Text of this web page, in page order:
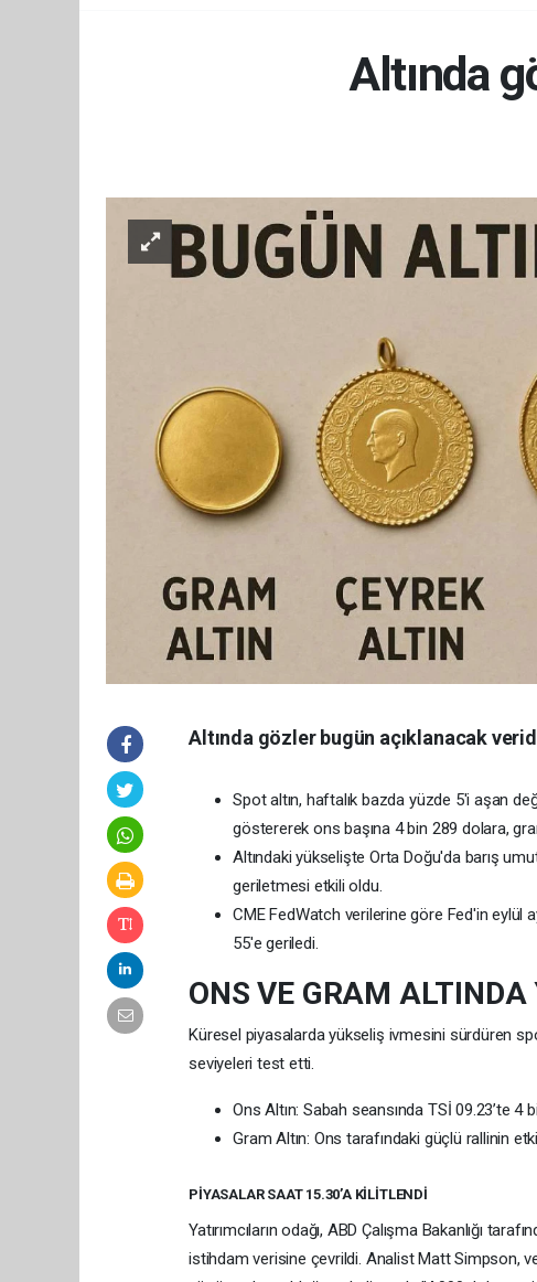
Altında
Altında gözler bugün açıklanacak
Spot altın, haftalık bazda yüzde 5'i aşan
göstererek ons başına 4 bin 289 dolara,
Altındaki yükselişte Orta Doğu'da barış
geriletmesi etkili oldu.
CME FedWatch verilerine göre Fed'in eylül
55'e geriledi.
ONS VE GRAM ALTINDA
Küresel piyasalarda yükseliş ivmesini sürdüren
seviyeleri test etti.
Ons Altın: Sabah seansında TSİ 09.23’te 4
Gram Altın: Ons tarafındaki güçlü rallinin
PİYASALAR SAAT 15.30’A KİLİTLENDİ
Yatırımcıların odağı, ABD Çalışma Bakanlığı
istihdam verisine çevrildi. Analist Matt Simpson,